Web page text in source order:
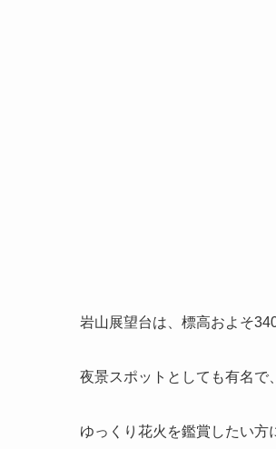
岩山展望台は、標高およそ
夜景スポットとしても有名で
ゆっくり花火を鑑賞したい方